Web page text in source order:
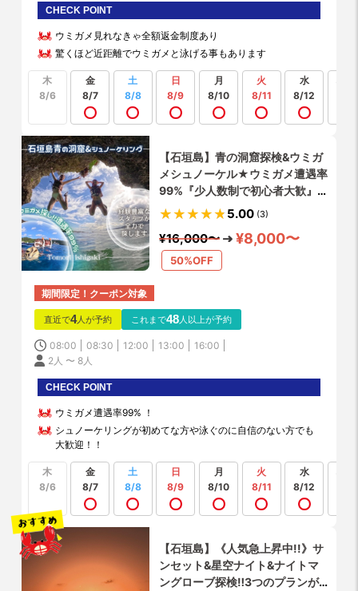
CHECK POINT
ウミガメ見れなきゃ全額返金制度あり
驚くほど近距離でウミガメと泳げる事もあります
木
8/6
金
8/7
土
8/8
日
8/9
月
8/10
火
8/11
水
8/12
【石垣島】青の洞窟探検&ウミガ
メシュノーケル★ウミガメ遭遇率
99%『少人数制で初心者大歓』体
験時間1.5時間/写真・機材・送迎
5.00 (3)
¥16,000〜 ¥8,000〜
50%OFF
期間限定！クーポン対象
直近で4人が予約 これまで48人以上が予約
08:00 08:30 12:00 13:00
16:00
2人 〜 8人
CHECK POINT
ウミガメ遭遇率99% ！
シュノーケリングが初めてな方や泳ぐのに自信のない方でも
大歓迎！！
木
8/6
金
8/7
土
8/8
日
8/9
月
8/10
火
8/11
水
8/12
【石垣島】《人気急上昇中!!》サ
ンセット&星空ナイト&ナイトマ
ングローブ探検‼️3つのプランが